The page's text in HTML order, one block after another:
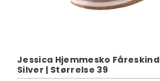
Jessica Hjemmesko Fåreskind
Silver | Størrelse 39